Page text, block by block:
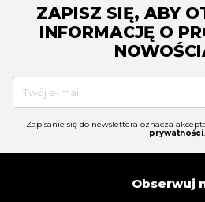
ZAPISZ SIĘ, ABY
INFORMACJĘ O
Zapisanie się do newslettera oznacza
prywatności.
Obserwuj